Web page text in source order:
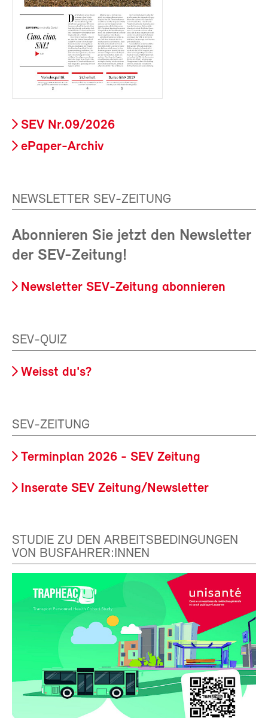
SEV Nr.09/2026
ePaper-Archiv
NEWSLETTER SEV-ZEITUNG
Abonnieren Sie jetzt den Newsletter
der SEV-Zeitung!
Newsletter SEV-Zeitung abonnieren
SEV-QUIZ
Weisst du's?
SEV-ZEITUNG
Terminplan 2026 - SEV Zeitung
Inserate SEV Zeitung/Newsletter
STUDIE ZU DEN ARBEITSBEDINGUNGEN
VON BUSFAHRER:INNEN